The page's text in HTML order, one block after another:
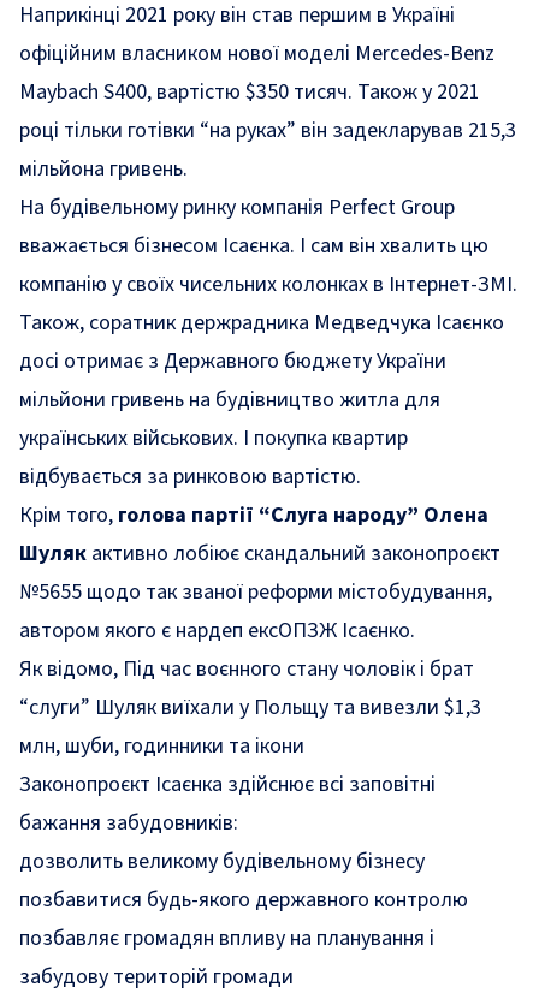
Наприкінці 2021 року він став першим в Україні
офіційним власником нової моделі Mercedes-Benz
Maybach S400, вартістю $350 тисяч. Також у 2021
році тільки готівки “на руках” він задекларував 215,3
мільйона гривень.
На будівельному ринку компанія Perfect Group
вважається бізнесом Ісаєнка. І сам він хвалить цю
компанію у своїх чисельних колонках в Інтернет-ЗМІ.
Також, соратник держрадника Медведчука Ісаєнко
досі отримає з Державного бюджету України
мільйони гривень на будівництво житла для
українських військових. І покупка квартир
відбувається за ринковою вартістю.
Крім того, голова партії “Слуга народу” Олена
Шуляк активно лобіює скандальний законопроєкт
№5655 щодо так званої реформи містобудування,
автором якого є нардеп ексОПЗЖ Ісаєнко.
Як відомо, Під час воєнного стану чоловік і брат
“слуги” Шуляк виїхали у Польщу та вивезли $1,3
млн, шуби, годинники та ікони
Законопроєкт Ісаєнка здійснює всі заповітні
бажання забудовників:
дозволить великому будівельному бізнесу
позбавитися будь-якого державного контролю
позбавляє громадян впливу на планування і
забудову територій громади